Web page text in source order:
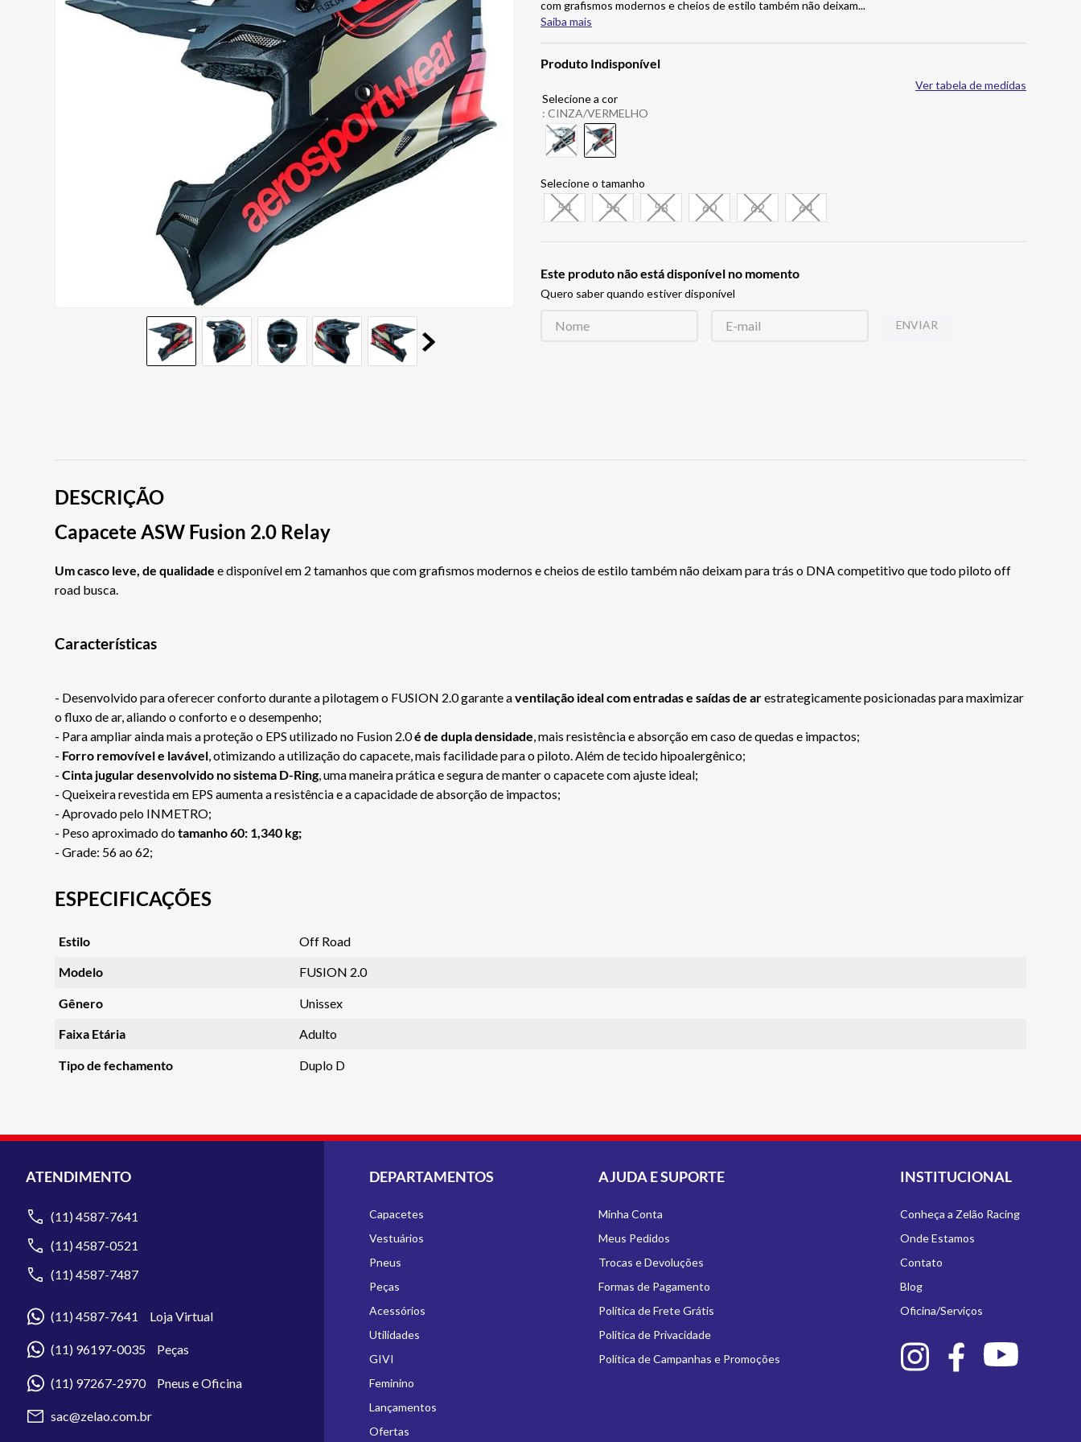
com grafismos modernos e cheios de estilo também não deixam...
Saiba mais
Produto Indisponível
: CINZA/VERMELHO
54 56 58 60 62 64
Ver tabela de medidas
Este produto não está disponível no momento
Quero saber quando estiver disponível
ENVIAR
DESCRIÇÃO
Capacete ASW Fusion 2.0 Relay
Um casco leve, de qualidade e disponível em 2 tamanhos que com grafismos modernos e cheios de estilo também não deixam para trás o DNA competitivo que todo piloto off
road busca.
Características
- Desenvolvido para oferecer conforto durante a pilotagem o FUSION 2.0 garante aventilação ideal com entradas e saídas de arestrategicamente posicionadas para maximizar
o fluxo de ar, aliando o conforto e o desempenho;
- Para ampliar ainda mais a proteção o EPS utilizado no Fusion 2.0é de dupla densidade, mais resistência e absorção em caso de quedas e impactos;
- Forro removível e lavável, otimizando a utilização do capacete, mais facilidade para o piloto. Além de tecido hipoalergênico;
- Cinta jugular desenvolvido no sistema D-Ring, uma maneira prática e segura de manter o capacete com ajuste ideal;
- Queixeira revestida em EPS aumenta a resistência e a capacidade de absorção de impactos;
- Aprovado pelo INMETRO;
- Peso aproximado dotamanho60: 1,340 kg;
- Grade: 56 ao 62;
ESPECIFICAÇÕES
Estilo Off Road
Modelo FUSION 2.0
Gênero Unissex
Faixa Etária Adulto
Tipo de fechamento Duplo D
ATENDIMENTO
(11) 4587-7641
(11) 4587-0521
(11) 4587-7487
(11) 4587-7641 Loja Virtual
(11) 96197-0035 Peças
(11) 97267-2970 Pneus e Oficina
sac@zelao.com.br
DEPARTAMENTOS
Capacetes
Vestuários
Pneus
Peças
Acessórios
Utilidades
GIVI
Feminino
Lançamentos
Ofertas
AJUDA E SUPORTE
Minha Conta
Meus Pedidos
Trocas e Devoluções
Formas de Pagamento
Política de Frete Grátis
Política de Privacidade
Política de Campanhas e Promoções
INSTITUCIONAL
Conheça a Zelão Racing
Onde Estamos
Contato
Blog
Oficina/Serviços
9º AIROH
BOTAS